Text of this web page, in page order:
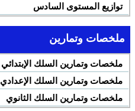
توازيع المستوى السادس
ملخصات وتمارين
ملخصات وتمارين السلك الإبتدائي
ملخصات وتمارين السلك الإعدادي
ملخصات وتمارين السلك الثانوي